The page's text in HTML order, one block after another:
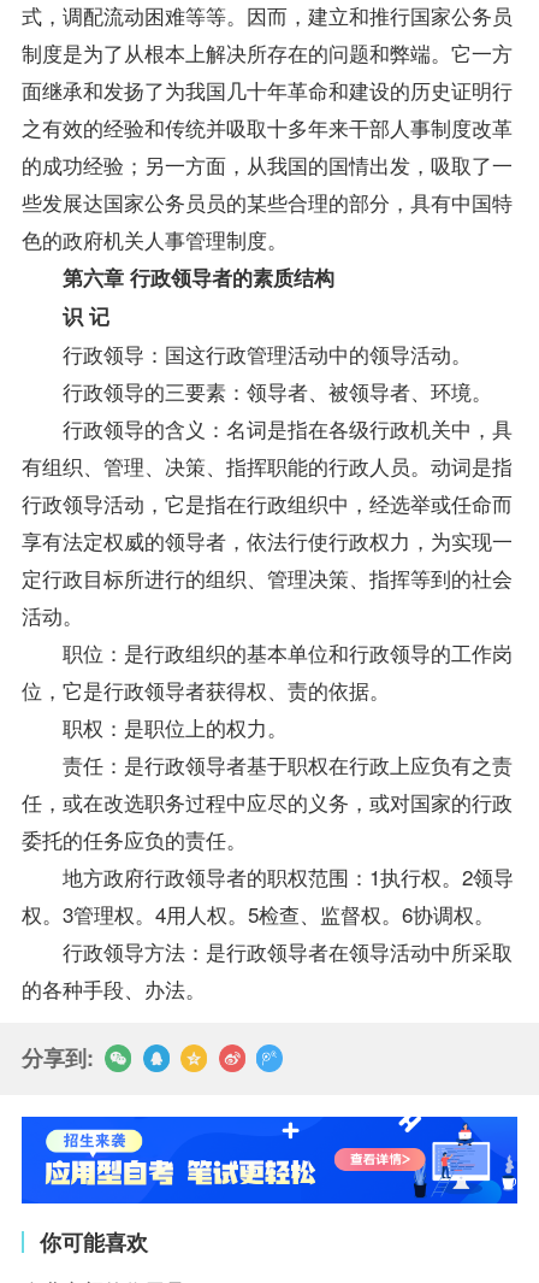
式，调配流动困难等等。因而，建立和推行国家公务员
制度是为了从根本上解决所存在的问题和弊端。它一方
面继承和发扬了为我国几十年革命和建设的历史证明行
之有效的经验和传统并吸取十多年来干部人事制度改革
的成功经验；另一方面，从我国的国情出发，吸取了一
些发展达国家公务员员的某些合理的部分，具有中国特
色的政府机关人事管理制度。
第六章 行政领导者的素质结构
识 记
行政领导：国这行政管理活动中的领导活动。
行政领导的三要素：领导者、被领导者、环境。
行政领导的含义：名词是指在各级行政机关中，具
有组织、管理、决策、指挥职能的行政人员。动词是指
行政领导活动，它是指在行政组织中，经选举或任命而
享有法定权威的领导者，依法行使行政权力，为实现一
定行政目标所进行的组织、管理决策、指挥等到的社会
活动。
职位：是行政组织的基本单位和行政领导的工作岗
位，它是行政领导者获得权、责的依据。
职权：是职位上的权力。
责任：是行政领导者基于职权在行政上应负有之责
任，或在改选职务过程中应尽的义务，或对国家的行政
委托的任务应负的责任。
地方政府行政领导者的职权范围：1执行权。2领导
权。3管理权。4用人权。5检查、监督权。6协调权。
行政领导方法：是行政领导者在领导活动中所采取
的各种手段、办法。
分享到:
你可能喜欢